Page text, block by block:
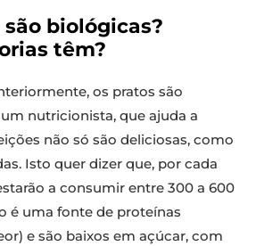
biológicas?
têm?
os pratos são
nutricionista, que ajuda a
não só são deliciosas, como
Isto quer dizer que, por cada
a consumir entre 300 a 600
é uma fonte de proteínas
e são baixos em açúcar, com